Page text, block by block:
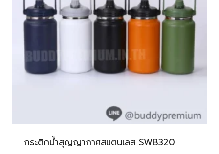
กระติกน้ำสุญญากาศสแตนเลส SWB320